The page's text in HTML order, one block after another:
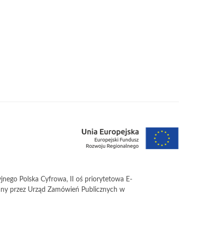
Polska Cyfrowa, II oś priorytetowa E-
przez Urząd Zamówień Publicznych w